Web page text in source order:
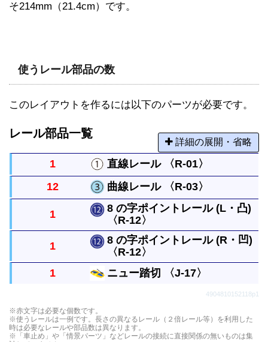
そ214mm（21.4cm）です。
使うレール部品の数
このレイアウトを作るには以下のパーツが必要です。
レール部品一覧
詳細の展開・省略
1 直線レール 〈R-01〉
まっすぐなレールですべてのレールの基本になる長
さです。
12 曲線レール 〈R-03〉
曲がったレールで半径は直線レール１本と同じで
す。円には８本必要です。
1
8 の字ポイントレール (L・凸)
〈R-12〉
左右に分かれる曲線レール２本を背中合わせにした
レールです。
1
8 の字ポイントレール (R・凹)
〈R-12〉
1 ニュー踏切 〈J-17〉
単線の踏切で、電車が通ると踏切がおります。
4904810152118p1
※赤文字は必要な個数です。
※使うレールは一例です。長さの異なるレール（２倍レール等）を利用した
時は必要なレールや部品数は異なります。
※「車止め」や「情景パーツ」などレールの接続に直接関係の無いものは集